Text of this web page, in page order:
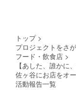
トップ >
プロジェクトをさ
フード・飲食店 >
【あした、誰かに
佐ヶ谷にお店をオ
活動報告一覧